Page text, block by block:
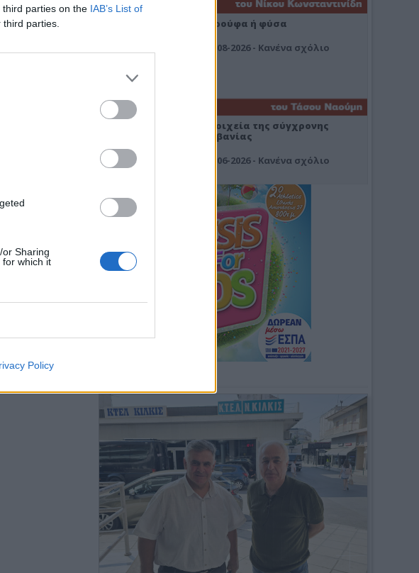
parties on the IAB’s List of
parties.
Sharing
which it
Policy
Ή ρούφα ή φύσα
03-08-2026 - Κανένα σχόλιο
Στοιχεία της σύγχρονης
Αλβανίας
19-06-2026 - Κανένα σχόλιο